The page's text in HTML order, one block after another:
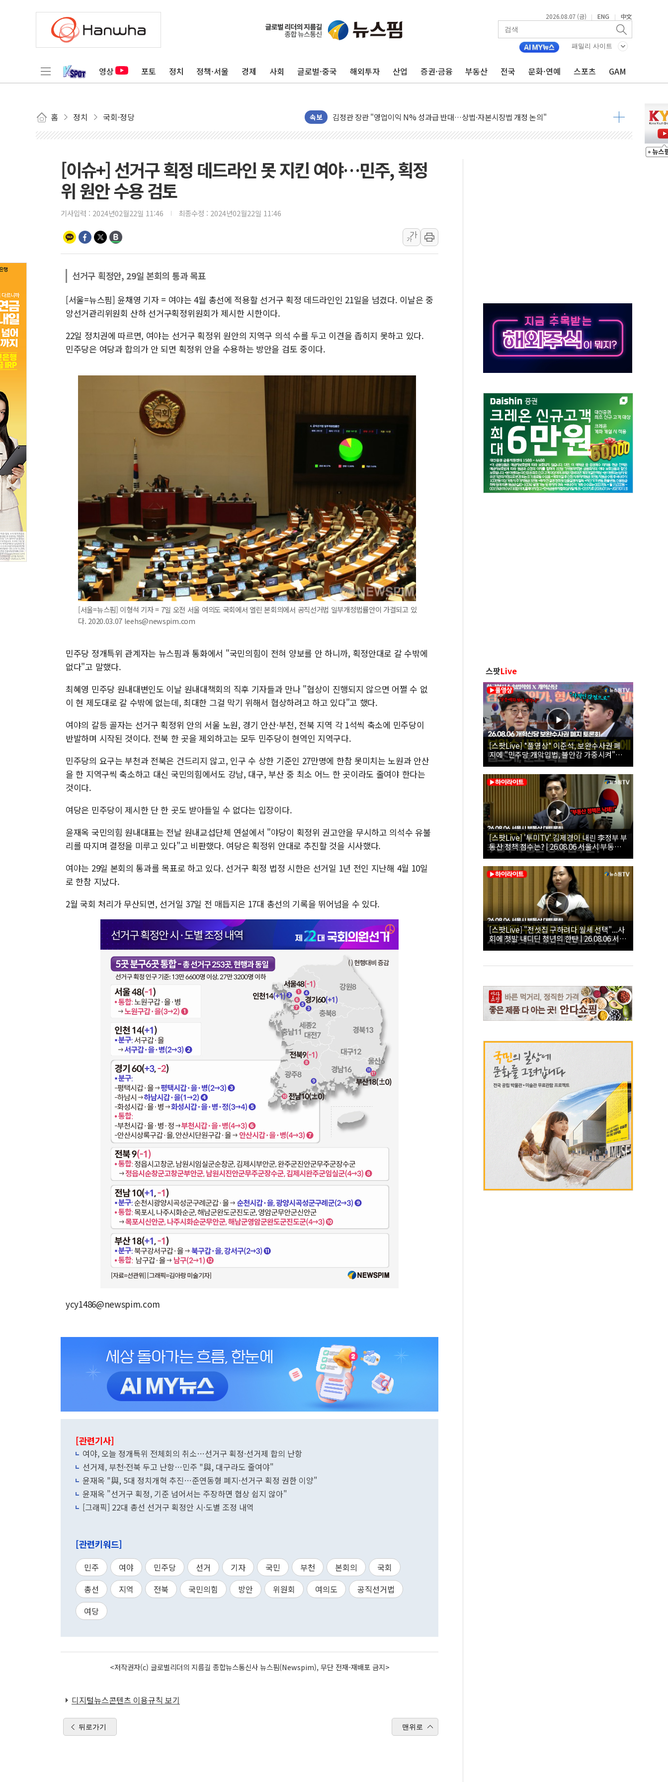
2026.08.07 (금) | ENG | 中文
패밀리 사이트
영상 포토 정치 정책·서울 경제 사회 글로벌·중국 해외투자 산업 증권·금융 부동산 전국 문화·연예 스포츠 GAM
홈 정치 국회·정당 속보
구광모, 내주 실리콘밸리서 젠슨 황 재회…로봇·AI 데이터센터·모빌리티 구체화
뉴욕증시 프리뷰, 미 주가선물 AI주 차익실현 속 혼조세...웨스턴디지털·샌디스크↓
청와대, 북한 단거리 탄도미사일 발사에 긴급 안보 점검회의
[인도증시] 중동 긴장 완화에 실적 호조까지, 상승...호실적 보고 기업 상승세 뚜렷
러, 1인칭시점 드론으로 우크라 민간인 '사파리' 공격… 시민들 공포감 극대화 전략
김정관 산업부 장관 "주 52시간 손봐야, 경쟁상대 中과 비교해야"
해군 1함대 창설 80주년…지역과 함께하는 '선봉'의 대민 봉사
동해해경, 독도 해상서 부유물 감긴 어선 구조
주한미군 "오산기지 누출, 백린 아닌 무해한 표면 부식 물질"
구미 폐염산처리업체서 불 2시간30여분만에 진화...외국인 노동자 숨져
강원도 폭염특보 11일째…온열질환·가축 피해 최소화 '총력 대응'
[이슈+] 선거구 획정 데드라인 못 지킨 여야…민주, 획정
위 원안 수용 검토
기사입력 : 2024년02월22일 11:46 최종수정 : 2024년02월22일 11:46
가
가
선거구 획정안, 29일 본회의 통과 목표
[서울=뉴스핌] 윤채영 기자 = 여야는 4월 총선에 적용할 선거구 획정 데드라인인 21일을 넘겼다. 이날은 중
앙선거관리위원회 산하 선거구획정위원회가 제시한 시한이다.
22일 정치권에 따르면, 여야는 선거구 획정위 원안의 지역구 의석 수를 두고 이견을 좁히지 못하고 있다.
민주당은 여당과 합의가 안 되면 획정위 안을 수용하는 방안을 검토 중이다.
[서울=뉴스핌] 이형석 기자 = 7일 오전 서울 여의도 국회에서 열린 본회의에서 공직선거법 일부개정법률안이 가결되고 있
다. 2020.03.07 leehs@newspim.com
민주당 정개특위 관계자는 뉴스핌과 통화에서 "국민의힘이 전혀 양보를 안 하니까, 획정안대로 갈 수밖에
없다"고 말했다.
최혜영 민주당 원내대변인도 이날 원내대책회의 직후 기자들과 만나 "협상이 진행되지 않으면 어쩔 수 없
이 현 제도대로 갈 수밖에 없는데, 최대한 그걸 막기 위해서 협상하려고 하고 있다"고 했다.
여야의 갈등 골자는 선거구 획정위 안의 서울 노원, 경기 안산·부천, 전북 지역 각 1석씩 축소에 민주당이
반발하며 시작된 것이다. 전북 한 곳을 제외하고는 모두 민주당이 현역인 지역구다.
민주당의 요구는 부천과 전북은 건드리지 않고, 인구 수 상한 기준인 27만명에 한참 못미치는 노원과 안산
을 한 지역구씩 축소하고 대신 국민의힘에서도 강남, 대구, 부산 중 최소 어느 한 곳이라도 줄여야 한다는
것이다.
여당은 민주당이 제시한 단 한 곳도 받아들일 수 없다는 입장이다.
윤재옥 국민의힘 원내대표는 전날 원내교섭단체 연설에서 "야당이 획정위 권고안을 무시하고 의석수 유불
리를 따지며 결정을 미루고 있다"고 비판했다. 여당은 획정위 안대로 추진할 것을 시사했다.
여야는 29일 본회의 통과를 목표로 하고 있다. 선거구 획정 법정 시한은 선거일 1년 전인 지난해 4월 10일
로 한참 지났다.
2월 국회 처리가 무산되면, 선거일 37일 전 매듭지은 17대 총선의 기록을 뛰어넘을 수 있다.
ycy1486@newspim.com
[관련기사]
여야, 오늘 정개특위 전체회의 취소…선거구 획정·선거제 합의 난항
선거제, 부천·전북 두고 난항…민주 "與, 대구라도 줄여야"
윤재옥 "與, 5대 정치개혁 추진…준연동형 폐지·선거구 획정 권한 이양"
윤재옥 "선거구 획정, 기준 넘어서는 주장하면 협상 쉽지 않아"
[그래픽] 22대 총선 선거구 획정안 시·도별 조정 내역
[관련키워드]
민주 여야 민주당 선거 기자 국민 부천 본회의
국회
총선
지역 전북 국민의힘 방안 위원회 여의도
공직선거법
여당
<저작권자(c) 글로벌리더의 지름길 종합뉴스통신사 뉴스핌(Newspim), 무단 전재-재배포 금지>
디지털뉴스콘텐츠 이용규칙 보기
뒤로가기 맨위로
스팟Live
[스팟Live] *풀영상* 이준석, 보완수사권 폐
지에 "민주당 개악입법, 불안감 가중시켜"｜
26.08.06 개혁신당 보완수사권 폐지 토론회
[스팟Live] '투미TV' 김제경이 내린 李정부 부
동산 정책 점수는? | 26.08.06 서울시 부동산
대토론회
[스팟Live] "전셋집 구하려다 월세 선택"...사
회에 첫발 내디딘 청년의 한탄 | 26.08.06 서울
시 부동산 대토론회